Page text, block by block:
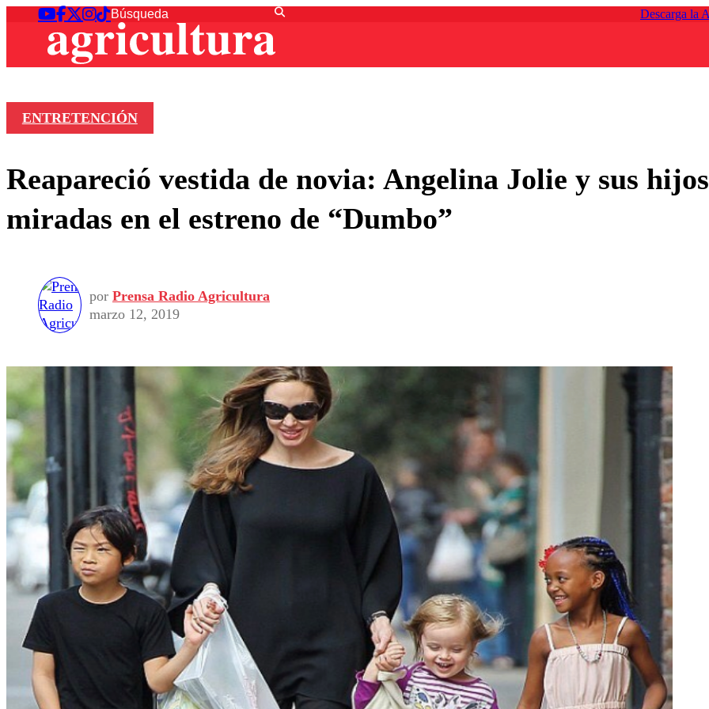
Descarga la
ENTRETENCIÓN
Reapareció vestida de novia: Angelina Jolie y sus
miradas en el estreno de “Dumbo”
por Prensa Radio Agricultura
marzo 12, 2019